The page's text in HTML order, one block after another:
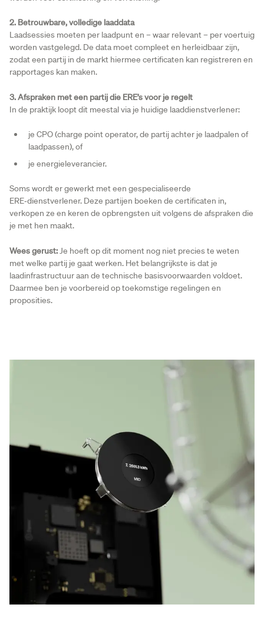
2. Betrouwbare, volledige laaddata
Laadsessies moeten per laadpunt en – waar relevant – per voertuig
worden vastgelegd. De data moet compleet en herleidbaar zijn,
zodat een partij in de markt hiermee certificaten kan registreren en
rapportages kan maken.
3. Afspraken met een partij die ERE’s voor je regelt
In de praktijk loopt dit meestal via je huidige laaddienstverlener:
je CPO (charge point operator, de partij achter je laadpalen of
laadpassen), of
je energieleverancier.
Soms wordt er gewerkt met een gespecialiseerde
ERE‑dienstverlener. Deze partijen boeken de certificaten in,
verkopen ze en keren de opbrengsten uit volgens de afspraken die
je met hen maakt.
Wees gerust:Je hoeft op dit moment nog niet precies te weten
met welke partij je gaat werken. Het belangrijkste is dat je
laadinfrastructuur aan de technische basisvoorwaarden voldoet.
Daarmee ben je voorbereid op toekomstige regelingen en
proposities.